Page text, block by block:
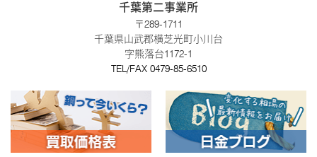
千葉第二事業所
〒289-1711
千葉県山武郡横芝光町小川台
字熊落台1172-1
TEL/FAX 0479-85-6510